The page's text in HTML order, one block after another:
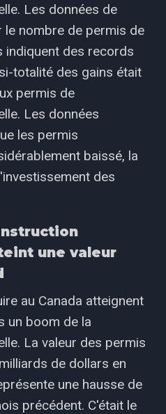
Les données de
le nombre de permis de
des records
totalité des gains était
permis de
Les données
les permis
baissé, la
des
une valeur
au Canada atteignent
un boom de la
La valeur des permis
de dollars en
une hausse de
précédent. C'était le